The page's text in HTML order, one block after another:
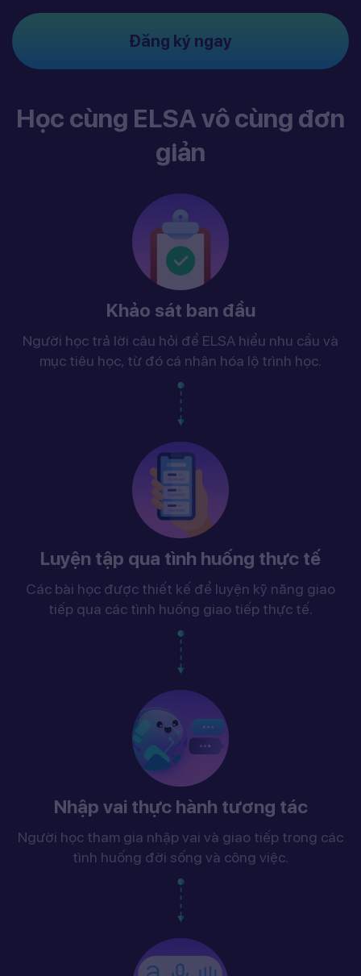
Đăng ký ngay
Học cùng ELSA vô cùng đơn
giản
Khảo sát ban đầu
Người học trả lời câu hỏi để ELSA hiểu nhu cầu và
mục tiêu học, từ đó cá nhân hóa lộ trình học.
Luyện tập qua tình huống thực tế
Các bài học được thiết kế để luyện kỹ năng giao
tiếp qua các tình huống giao tiếp thực tế.
Nhập vai thực hành tương tác
Người học tham gia nhập vai và giao tiếp trong các
tình huống đời sống và công việc.